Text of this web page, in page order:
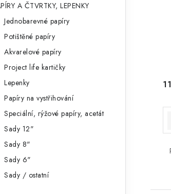
A ČTVRTKY, LEPENKY
Jednobarevné papíry
Potištěné papíry
Akvarelové papíry
Project life kartičky
Lepenky
Papíry na vystřihování
Speciální, rýžové papíry, acetát
Sady 12"
Sady 8"
Sady 6"
Sady / ostatní